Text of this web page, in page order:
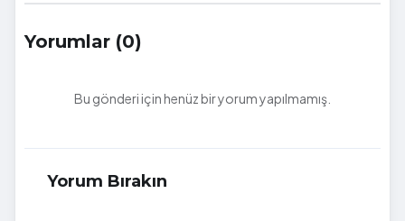
Yorumlar (0)
Bu gönderi için henüz bir yorum yapılmamış.
Yorum Bırakın